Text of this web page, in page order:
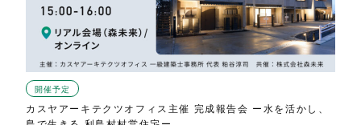
開催予定
カスヤアーキテクツオフィス主催 完成報告会 ー水を活かし、